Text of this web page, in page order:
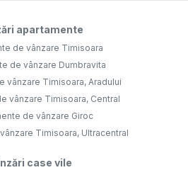
apartamente
de vânzare Timisoara
de vânzare Dumbravita
vânzare Timisoara, Aradului
vânzare Timisoara, Central
de vânzare Giroc
Timisoara, Ultracentral
case vile